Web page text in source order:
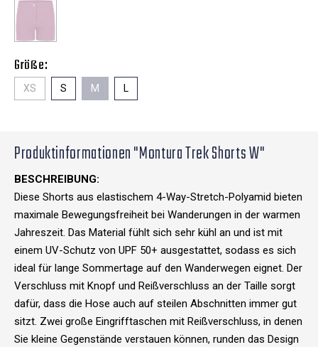
Größe:
XS S M L
Produktinformationen "Montura Trek Shorts W"
BESCHREIBUNG:
Diese Shorts aus elastischem 4-Way-Stretch-Polyamid bieten
maximale Bewegungsfreiheit bei Wanderungen in der warmen
Jahreszeit. Das Material fühlt sich sehr kühl an und ist mit
einem UV-Schutz von UPF 50+ ausgestattet, sodass es sich
ideal für lange Sommertage auf den Wanderwegen eignet. Der
Verschluss mit Knopf und Reißverschluss an der Taille sorgt
dafür, dass die Hose auch auf steilen Abschnitten immer gut
sitzt. Zwei große Eingrifftaschen mit Reißverschluss, in denen
Sie kleine Gegenstände verstauen können, runden das Design